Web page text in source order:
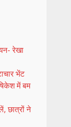
रेखा
भेंट
में बम
छात्रों ने